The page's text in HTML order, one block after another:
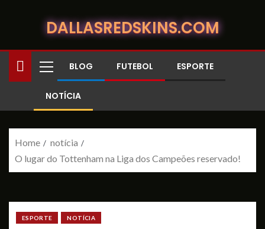
DALLASREDSKINS.COM
BLOG FUTEBOL ESPORTE
NOTÍCIA
Home
notícia
O lugar do Tottenham na Liga dos Campeões reservado!
ESPORTE NOTÍCIA